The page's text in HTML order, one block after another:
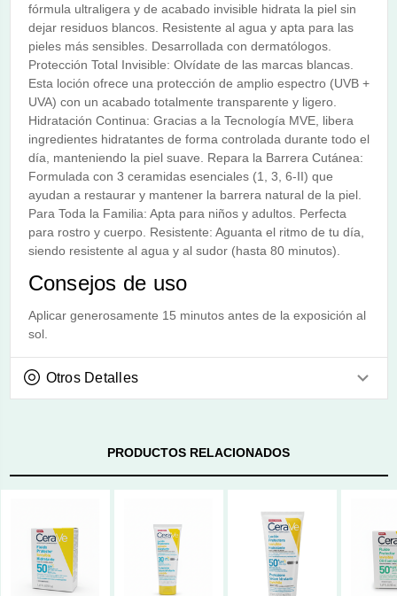
fórmula ultraligera y de acabado invisible hidrata la piel sin
dejar residuos blancos. Resistente al agua y apta para las
pieles más sensibles. Desarrollada con dermatólogos.
Protección Total Invisible: Olvídate de las marcas blancas.
Esta loción ofrece una protección de amplio espectro (UVB +
UVA) con un acabado totalmente transparente y ligero.
Hidratación Continua: Gracias a la Tecnología MVE, libera
ingredientes hidratantes de forma controlada durante todo el
día, manteniendo la piel suave. Repara la Barrera Cutánea:
Formulada con 3 ceramidas esenciales (1, 3, 6-II) que
ayudan a restaurar y mantener la barrera natural de la piel.
Para Toda la Familia: Apta para niños y adultos. Perfecta
para rostro y cuerpo. Resistente: Aguanta el ritmo de tu día,
siendo resistente al agua y al sudor (hasta 80 minutos).
Consejos de uso
Aplicar generosamente 15 minutos antes de la exposición al
sol.
Otros Detalles
PRODUCTOS RELACIONADOS